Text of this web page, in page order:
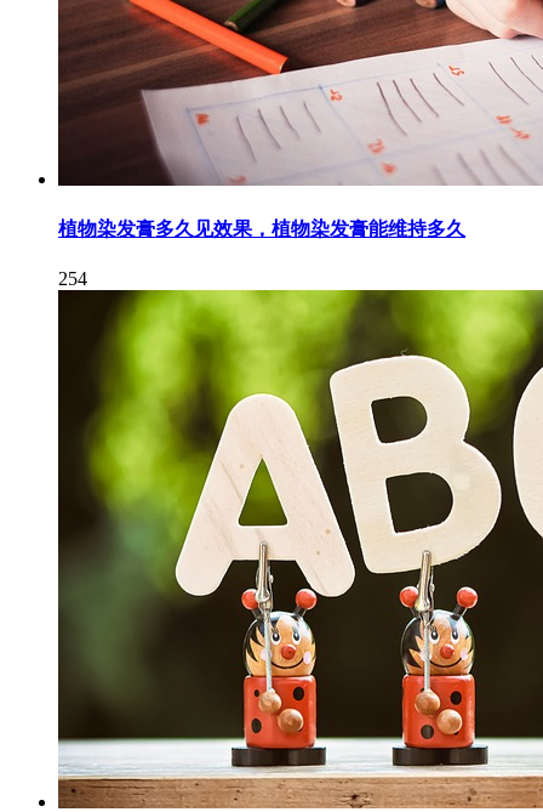
植物染发膏多久见效果，植物染发膏能维持多久
254